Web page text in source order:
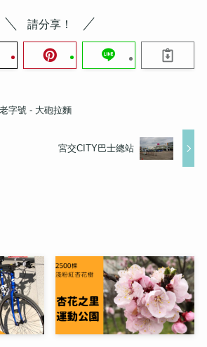
請分享！
字號 - 大砲拉麵
宮交CITY巴士總站